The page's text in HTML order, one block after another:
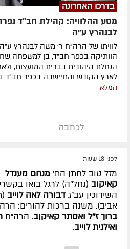
בדרכו האחרונה
מסע ההלוויה: קהילת חב"ד
לבנהרץ ע"ה
לוויתו של הרה"ח ר' משה לבנהרץ
הוותיקה בכפר חב"ד, בן למשפחה
הגחלת היהודית בברית המועצות,
לארץ הקודש והתיישבה בכפר חב"ד
המלא
לכתבה
לפני 18 שעות
מזל טוב לחתן הת' מנחם מענדל
קאיקוב (נחל''ה) לרגל בואו בקשרי
השידוכין עב"ג דבורה לאה לוייב
אביב). משנה ברכות להורים:
ברוך ז''ל ואסתר קאיקןב. הרה"ח
ואילנית לוייב.